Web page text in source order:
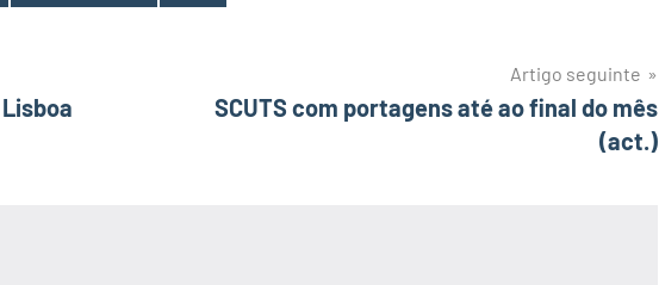
Artigo seguinte
SCUTS com portagens até ao final do mês
(act.)